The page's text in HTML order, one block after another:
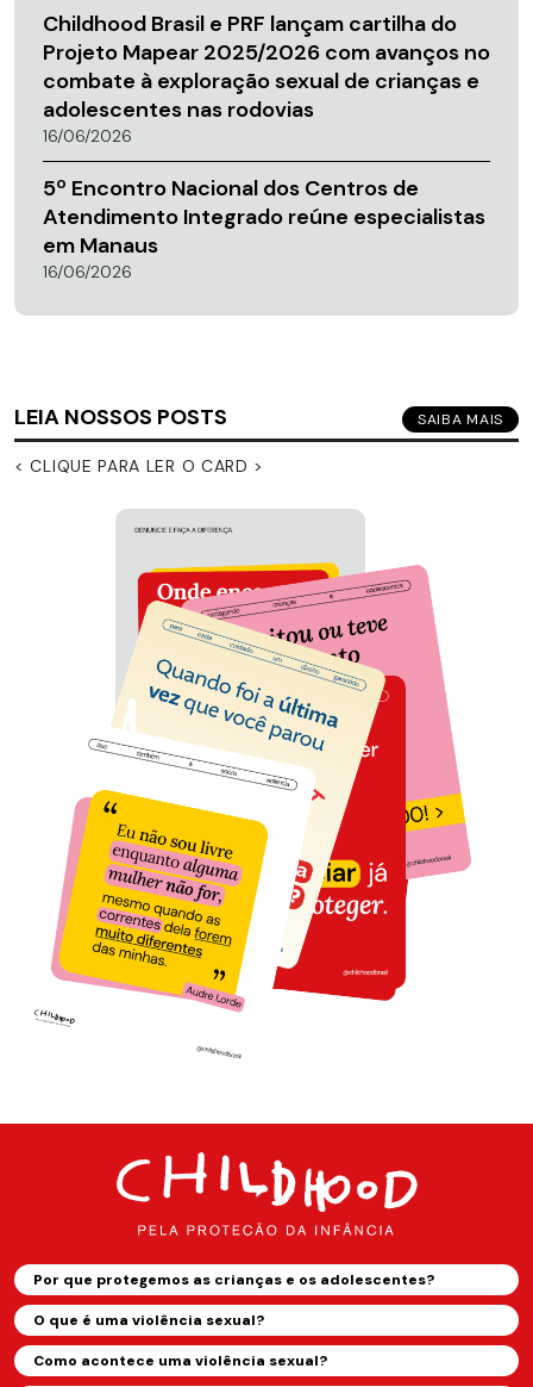
Childhood Brasil e PRF lançam cartilha do
Projeto Mapear 2025/2026 com avanços no
combate à exploração sexual de crianças e
adolescentes nas rodovias
16/06/2026
5º Encontro Nacional dos Centros de
Atendimento Integrado reúne especialistas
em Manaus
16/06/2026
LEIA NOSSOS POSTS SAIBA MAIS
< CLIQUE PARA LER O CARD >
Por que protegemos as crianças e os adolescentes?
O que é uma violência sexual?
Como acontece uma violência sexual?